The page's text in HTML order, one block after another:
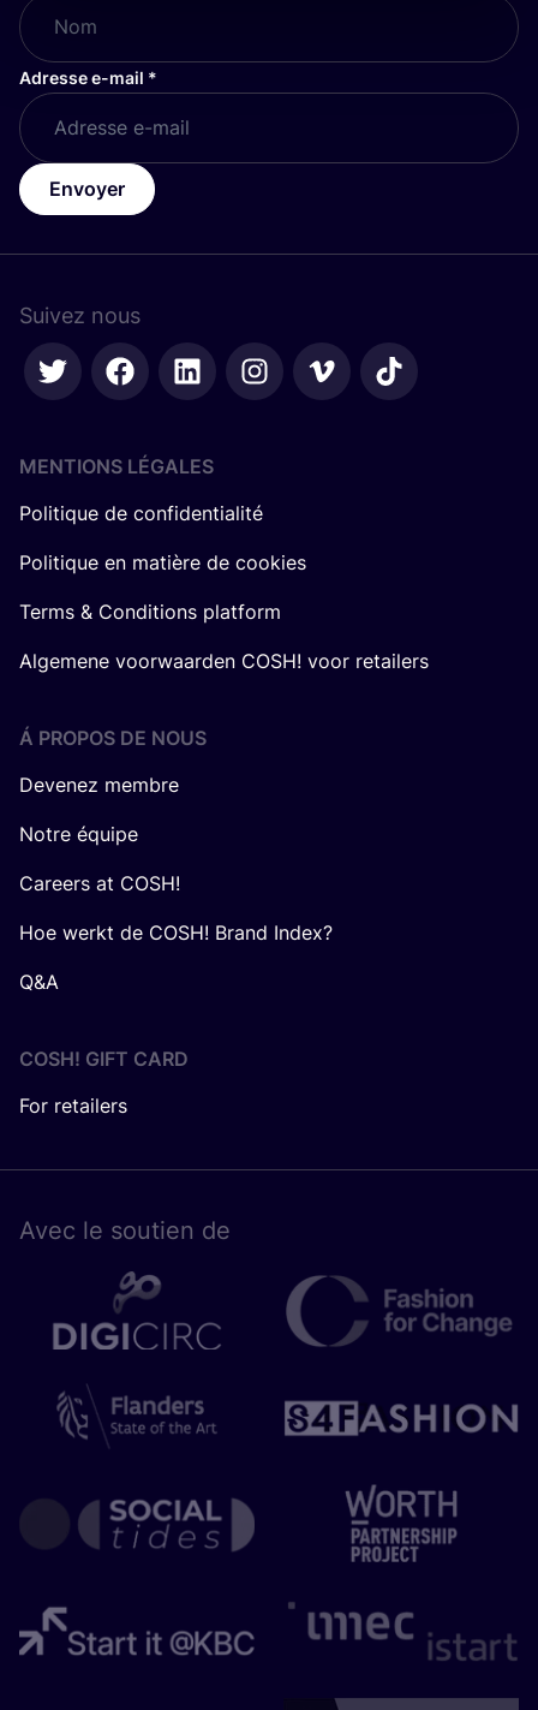
Adresse e-mail *
Envoyer
Suivez nous
MENTIONS LÉGALES
Politique de confidentialité
Politique en matière de cookies
Terms & Conditions platform
Algemene voorwaarden COSH! voor retailers
Á PROPOS DE NOUS
Devenez membre
Notre équipe
Careers at COSH!
Hoe werkt de COSH! Brand Index?
Q&A
COSH! GIFT CARD
For retailers
Avec le sou­tien de